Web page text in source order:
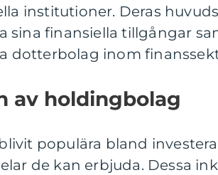
institutioner. Deras
sina finansiella tillgångar
dotterbolag inom
av holdingbolag
populära bland
de kan erbjuda. Dessa